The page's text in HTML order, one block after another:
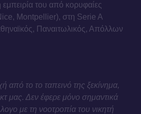
του από κορυφαίες
Montpellier), στη Serie A
Παναιτωλικός, Απόλλων
από το το ταπεινό της ξεκίνημα,
μας. Δεν έφερε μόνο σημαντικά
με τη νοοτροπία του νικητή